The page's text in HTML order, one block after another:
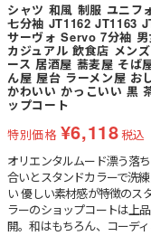
シャツ 和風 制服 ユニフ
七分袖 JT1162 JT1163
サーヴォ Servo 7分袖 男
カジュアル 飲食店 メン
ース 居酒屋 蕎麦屋 そば
ん屋 屋台 ラーメン屋 お
かわいい かっこいい 黒
ップコート
特別価格 ¥6,118税込
オリエンタルムード漂う落
合いとスタンドカラーで洗
い 優しい素材感が特徴のス
ラーのショップコートは上
開。和はもちろん、コーデ